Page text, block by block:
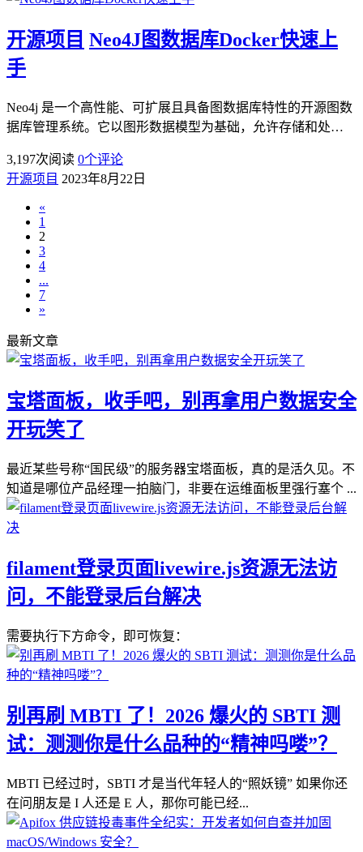
开源项目 Neo4J图数据库Docker快速上
手
Neo4j 是一个高性能、可扩展且具备图数据库特性的开源图数
据库管理系统。它以图形数据模型为基础，允许存储和处…
3,197次阅读 0个评论
开源项目 2023年8月22日
«
1
2
3
4
...
7
»
最新文章
宝塔面板，收手吧，别再拿用户数据安全
开玩笑了
最近某些号称“国民级”的服务器宝塔面板，真的是活久见。不
知道是哪位产品经理一拍脑门，非要在运维面板里强行塞个 ...
filament登录页面livewire.js资源无法访
问，不能登录后台解决
需要执行下方命令，即可恢复：
别再刷 MBTI 了！2026 爆火的 SBTI 测
试：测测你是什么品种的“精神吗喽”？
MBTI 已经过时，SBTI 才是当代年轻人的“照妖镜” 如果你还
在问朋友是 I 人还是 E 人，那你可能已经...